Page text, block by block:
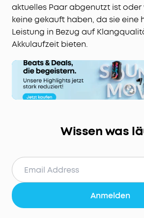
aktuelles Paar abgenutzt ist oder
keine gekauft haben, da sie eine
Leistung in Bezug auf
Akkulaufzeit bieten.
Wissen was
Anmelden